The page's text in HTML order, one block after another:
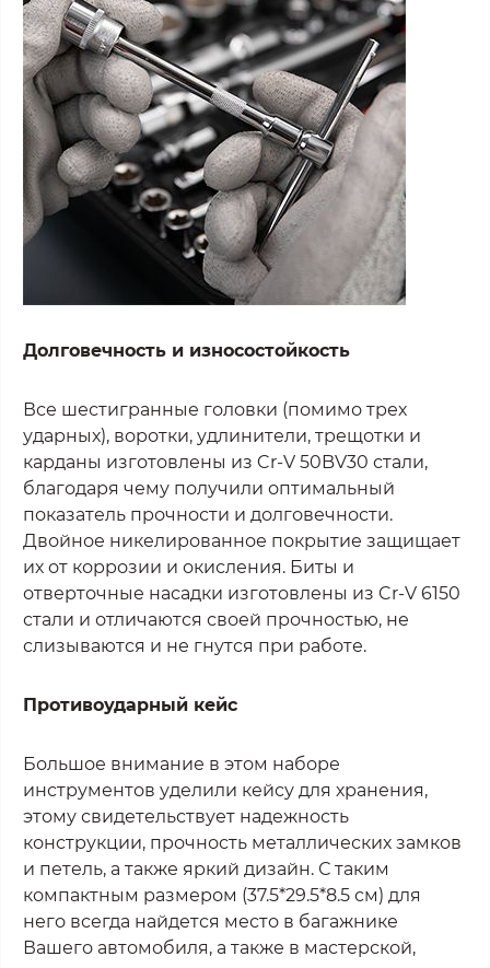
Долговечность и износостойкость
Все шестигранные головки (помимо трех
ударных), воротки, удлинители, трещотки и
карданы изготовлены из Cr-V 50BV30 стали,
благодаря чему получили оптимальный
показатель прочности и долговечности.
Двойное никелированное покрытие защищает
их от коррозии и окисления. Биты и
отверточные насадки изготовлены из Cr-V 6150
стали и отличаются своей прочностью, не
слизываются и не гнутся при работе.
Противоударный кейс
Большое внимание в этом наборе
инструментов уделили кейсу для хранения,
этому свидетельствует надежность
конструкции, прочность металлических замков
и петель, а также яркий дизайн. С таким
компактным размером (37.5*29.5*8.5 см) для
него всегда найдется место в багажнике
Вашего автомобиля, а также в мастерской,